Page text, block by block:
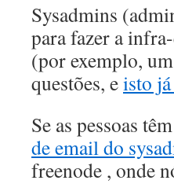
Sysadmins
para fazer a
(por exemplo,
questões, eisto
Se as pessoas
de email do
freenode , onde